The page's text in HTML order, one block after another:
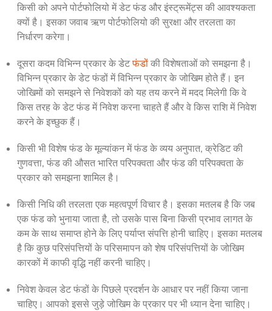
किसी को अपने पोर्टफोलियो में डेट फंड और इंस्ट्रूमेंट्स की आवश्यकता
क्यों है। इसका जवाब ऋण पोर्टफोलियो की सुरक्षा और तरलता का
निर्धारण करेगा।
दूसरा कदम विभिन्न प्रकार के डेट फंडों की विशेषताओं को समझना है।
विभिन्न प्रकार के डेट फंडों में विभिन्न प्रकार के जोखिम होते हैं। इन
जोखिमों को समझने से निवेशकों को यह तय करने में मदद मिलेगी कि वे
किस तरह के डेट फंड में निवेश करना चाहते हैं और वे किस राशि में निवेश
करने के इच्छुक हैं।
किसी भी विशेष फंड के मूल्यांकन में फंड के व्यय अनुपात, क्रेडिट की
गुणवत्ता, फंड की औसत भारित परिपक्वता और फंड की परिपक्वता के
प्रकार को समझना शामिल है।
किसी निधि की तरलता एक महत्वपूर्ण विचार है। इसका मतलब है कि जब
एक फंड को भुनाया जाता है, तो उसके पास बिना किसी प्रभाव लागत के
कम के साथ समाप्त होने के लिए पर्याप्त संपत्ति होनी चाहिए। इसका मतलब
है कि कुछ परिसंपत्तियों के परिसमापन को शेष परिसंपत्तियों के जोखिम
कारकों में काफी वृद्धि नहीं करनी चाहिए।
निवेश केवल डेट फंडों के पिछले प्रदर्शन के आधार पर नहीं किया जाना
चाहिए। आपको इससे जुड़े जोखिम के प्रकार पर भी ध्यान देना चाहिए।